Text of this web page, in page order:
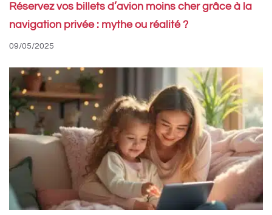
Réservez vos billets d’avion moins cher grâce à la
navigation privée : mythe ou réalité ?
09/05/2025